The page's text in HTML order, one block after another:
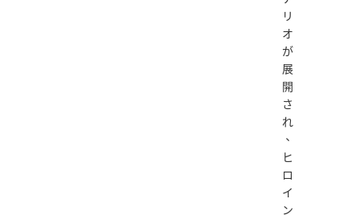
リ
オ
が
展
開
さ
れ
、
ヒ
ロ
イ
ン